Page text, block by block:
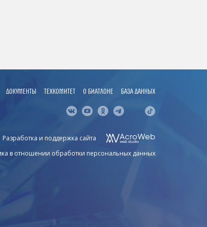
ДОКУМЕНТЫ ТЕХКОМИТЕТ О БИАТЛОНЕ БАЗА ДАННЫХ
Разработка и поддержка сайта
в отношении обработки персональных данных